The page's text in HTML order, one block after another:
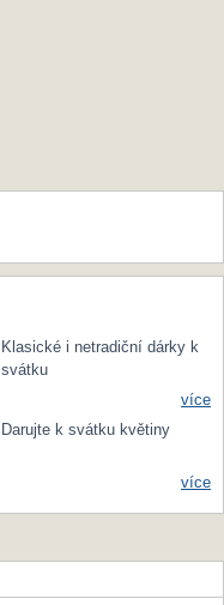
Klasické i netradiční dárky k
svátku
více
Darujte k svátku květiny
více